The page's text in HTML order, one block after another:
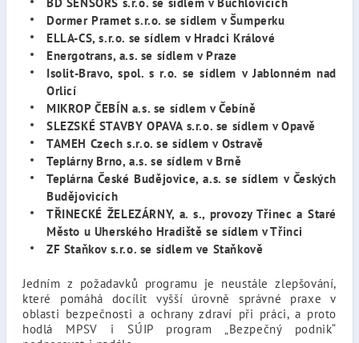
Dormer Pramet s.r.o. se sídlem v Šumperku
ELLA-CS, s.r.o. se sídlem v Hradci Králové
Energotrans, a.s. se sídlem v Praze
Isolit-Bravo, spol. s r.o. se sídlem v Jablonném nad
Orlicí
MIKROP ČEBÍN a.s. se sídlem v Čebíně
SLEZSKÉ STAVBY OPAVA s.r.o. se sídlem v Opavě
TAMEH Czech s.r.o. se sídlem v Ostravě
Teplárny Brno, a.s. se sídlem v Brně
Teplárna České Budějovice, a.s. se sídlem v Českých
Budějovicích
TŘINECKÉ ŽELEZÁRNY, a. s., provozy Třinec a Staré
Město u Uherského Hradiště se sídlem v Třinci
ZF Staňkov s.r.o. se sídlem ve Staňkově
Jedním z požadavků programu je neustále zlepšování,
které pomáhá docílit vyšší úrovně správné praxe v
oblasti bezpečnosti a ochrany zdraví při práci, a proto
hodlá MPSV i SÚIP program „Bezpečný podnik“